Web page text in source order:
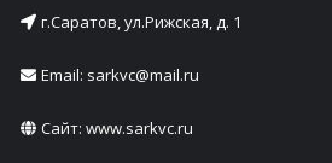
г.Саратов, ул.Рижская, д. 1
Email: sarkvc@mail.ru
Сайт: www.sarkvc.ru